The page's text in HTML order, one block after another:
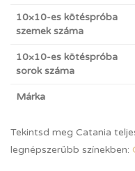
10×10-es kötéspróba
szemek száma
10×10-es kötéspróba
sorok száma
Márka
Tekintsd meg Catania
legnépszerűbb színekben: